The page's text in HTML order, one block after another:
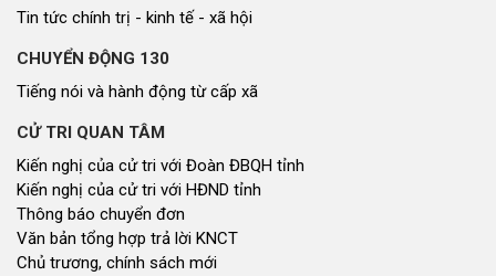
Tin tức chính trị - kinh tế - xã hội
CHUYỂN ĐỘNG 130
Tiếng nói và hành động từ cấp xã
CỬ TRI QUAN TÂM
Kiến nghị của cử tri với Đoàn ĐBQH tỉnh
Kiến nghị của cử tri với HĐND tỉnh
Thông báo chuyển đơn
Văn bản tổng hợp trả lời KNCT
Chủ trương, chính sách mới